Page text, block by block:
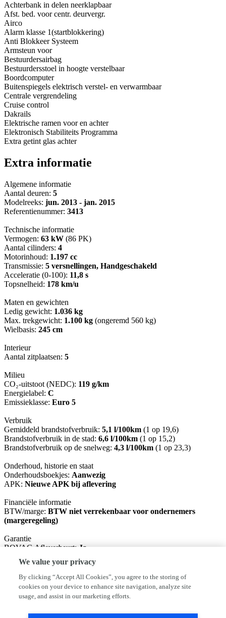
Achterbank in delen neerklapbaar
Afst. bed. voor centr. deurvergr.
Airco
Alarm klasse 1(startblokkering)
Anti Blokkeer Systeem
Armsteun voor
Bestuurdersairbag
Bestuurdersstoel in hoogte verstelbaar
Boordcomputer
Buitenspiegels elektrisch verstel- en verwarmbaar
Centrale vergrendeling
Cruise control
Dakrails
Elektrische ramen voor en achter
Elektronisch Stabiliteits Programma
Extra getint glas achter
Extra informatie
Algemene informatie
Aantal deuren: 5
Modelreeks: jun. 2013 - jan. 2015
Referentienummer: 3413
Technische informatie
Vermogen: 63 kW (86 PK)
Aantal cilinders: 4
Motorinhoud: 1.197 cc
Transmissie: 5 versnellingen, Handgeschakeld
Acceleratie (0-100): 11,8 s
Topsnelheid: 178 km/u
Maten en gewichten
Ledig gewicht: 1.036 kg
Max. trekgewicht: 1.100 kg (ongeremd 560 kg)
Wielbasis: 245 cm
Interieur
Aantal zitplaatsen: 5
Milieu
CO₂-uitstoot (NEDC): 119 g/km
Energielabel: C
Emissieklasse: Euro 5
Verbruik
Gemiddeld brandstofverbruik: 5,1 l/100km (1 op 19,6)
Brandstofverbruik in de stad: 6,6 l/100km (1 op 15,2)
Brandstofverbruik op de snelweg: 4,3 l/100km (1 op 23,3)
Onderhoud, historie en staat
Onderhoudsboekjes: Aanwezig
APK: Nieuwe APK bij aflevering
Financiële informatie
BTW/marge: BTW niet verrekenbaar voor ondernemers
(margeregeling)
Garantie
BOVAG Afleverbeurt:Ja
Basis pakket: Nieuwe APK, vloeistoffen controle. (inbegrepen)
Rodam pakket: Nieuwe APK, servicebeurt, 1/2 tank brandstof en 6
maanden BOVAG garantie €395,-
Ondanks het feit dat iedere advertentie met zorg door ons wordt
We value your privacy
By clicking “Accept All Cookies”, you agree to the storing of
cookies on your device to enhance site navigation, analyze site
usage, and assist in our marketing efforts.